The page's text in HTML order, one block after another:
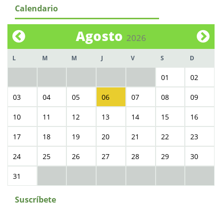
Calendario
Agosto 2026
L M M J V S D
01 02
03 04 05 06 07 08 09
10 11 12 13 14 15 16
17 18 19 20 21 22 23
24 25 26 27 28 29 30
31
Suscríbete